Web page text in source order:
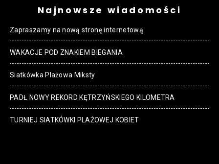
Najnowsze wiadomości
Zapraszamy na nową stronę internetową
WAKACJE POD ZNAKIEM BIEGANIA
Siatkówka Plażowa Miksty
PADŁ NOWY REKORD KĘTRZYŃSKIEGO KILOMETRA
TURNIEJ SIATKÓWKI PLAŻOWEJ KOBIET